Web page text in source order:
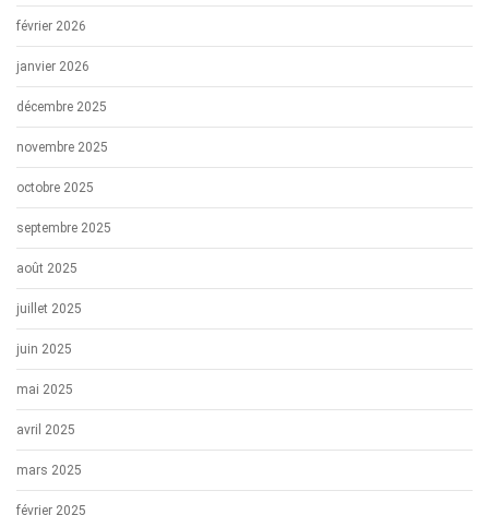
février 2026
janvier 2026
décembre 2025
novembre 2025
octobre 2025
septembre 2025
août 2025
juillet 2025
juin 2025
mai 2025
avril 2025
mars 2025
février 2025